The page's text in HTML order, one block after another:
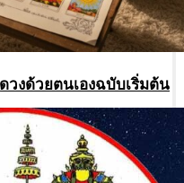
วงด้วยตนเองฉบับเริ่มต้น